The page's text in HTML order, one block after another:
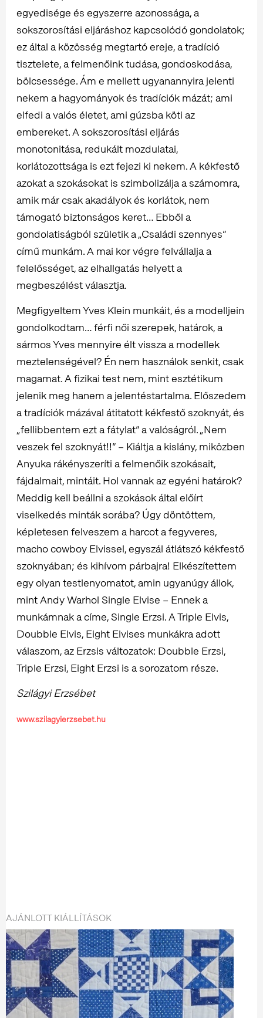
egyedisége és egyszerre azonossága, a
sokszorosítási eljáráshoz kapcsolódó gondolatok;
ez által a közösség megtartó ereje, a tradíció
tisztelete, a felmenőink tudása, gondoskodása,
bölcsessége. Ám e mellett ugyanannyira jelenti
nekem a hagyományok és tradíciók mázát; ami
elfedi a valós életet, ami gúzsba köti az
embereket. A sokszorosítási eljárás
monotonitása, redukált mozdulatai,
korlátozottsága is ezt fejezi ki nekem. A kékfestő
azokat a szokásokat is szimbolizálja a számomra,
amik már csak akadályok és korlátok, nem
támogató biztonságos keret… Ebből a
gondolatiságból születik a „Családi szennyes”
című munkám. A mai kor végre felvállalja a
felelősséget, az elhallgatás helyett a
megbeszélést választja.
Megfigyeltem Yves Klein munkáit, és a modelljein
gondolkodtam… férfi női szerepek, határok, a
sármos Yves mennyire élt vissza a modellek
meztelenségével? Én nem használok senkit, csak
magamat. A fizikai test nem, mint esztétikum
jelenik meg hanem a jelentéstartalma. Előszedem
a tradíciók mázával átitatott kékfestő szoknyát, és
„fellibbentem ezt a fátylat” a valóságról. „Nem
veszek fel szoknyát!!” – Kiáltja a kislány, miközben
Anyuka rákényszeríti a felmenőik szokásait,
fájdalmait, mintáit. Hol vannak az egyéni határok?
Meddig kell beállni a szokások által előírt
viselkedés minták sorába? Úgy döntöttem,
képletesen felveszem a harcot a fegyveres,
macho cowboy Elvissel, egyszál átlátszó kékfestő
szoknyában; és kihívom párbajra! Elkészítettem
egy olyan testlenyomatot, amin ugyanúgy állok,
mint Andy Warhol Single Elvise – Ennek a
munkámnak a címe, Single Erzsi. A Triple Elvis,
Doubble Elvis, Eight Elvises munkákra adott
válaszom, az Erzsis változatok: Doubble Erzsi,
Triple Erzsi, Eight Erzsi is a sorozatom része.
Szilágyi Erzsébet
www.szilagyierzsebet.hu
AJÁNLOTT KIÁLLÍTÁSOK